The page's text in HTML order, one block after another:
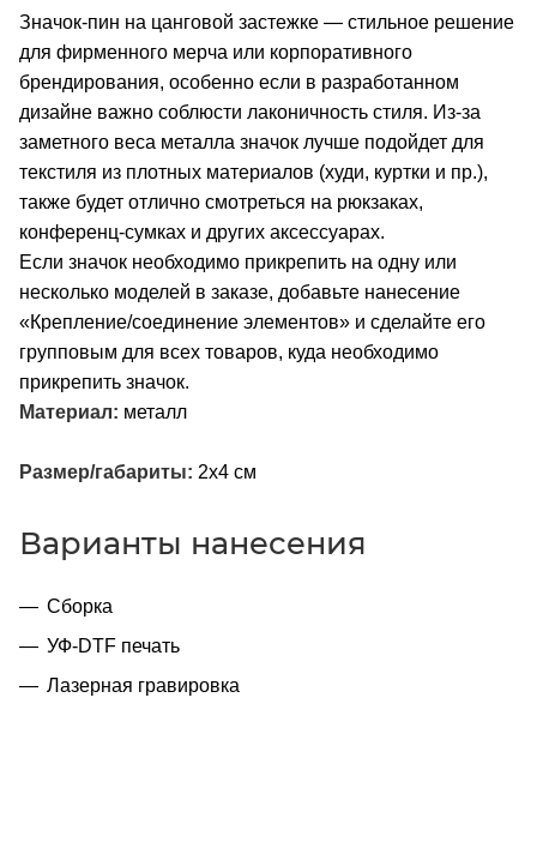
Значок-пин на цанговой застежке — стильное решение
для фирменного мерча или корпоративного
брендирования, особенно если в разработанном
дизайне важно соблюсти лаконичность стиля. Из-за
заметного веса металла значок лучше подойдет для
текстиля из плотных материалов (худи, куртки и пр.),
также будет отлично смотреться на рюкзаках,
конференц-сумках и других аксессуарах.
Если значок необходимо прикрепить на одну или
несколько моделей в заказе, добавьте нанесение
«Крепление/соединение элементов» и сделайте его
групповым для всех товаров, куда необходимо
прикрепить значок.
Материал: металл
Размер/габариты: 2x4 см
Варианты нанесения
Сборка
УФ-DTF печать
Лазерная гравировка